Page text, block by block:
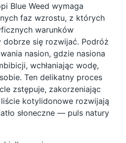
Blue Weed wymaga
faz wzrostu, z których
warunków
się rozwijać. Podróż
nasion, gdzie nasiona
wchłaniając wodę,
Ten delikatny proces
zstępuje, zakorzeniając
kotylidonowe rozwijają
słoneczne — puls natury